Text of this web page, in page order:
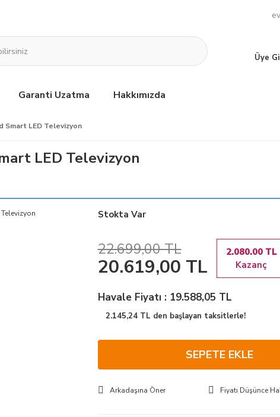
Üye
Garanti Uzatma Hakkımızda
Smart LED Televizyon
LED Televizyon
Stokta Var
20.619,00 TL
22.699,00 TL
Kazanç
2.080.00 TL
Havale Fiyatı : 19.588,05 TL
2.145,24 TL den başlayan taksitlerle!
SEPETE EKLE
Arkadaşına Öner Fiyatı Düşünce